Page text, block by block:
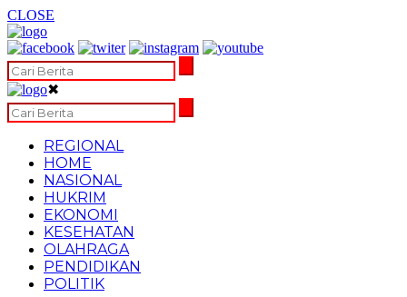
CLOSE
✖
REGIONAL
HOME
NASIONAL
HUKRIM
EKONOMI
KESEHATAN
OLAHRAGA
PENDIDIKAN
POLITIK